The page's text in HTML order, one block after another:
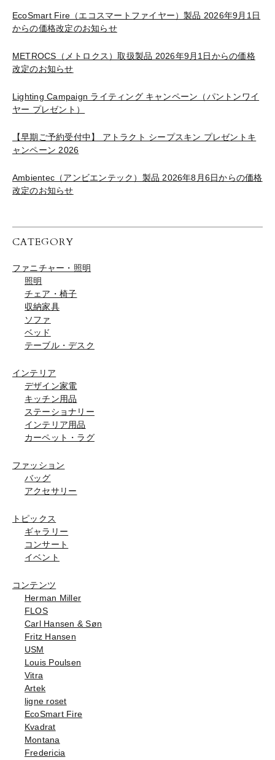
EcoSmart Fire（エコスマートファイヤー）製品 2026年9月1日
からの価格改定のお知らせ
METROCS（メトロクス）取扱製品 2026年9月1日からの価格
改定のお知らせ
Lighting Campaign ライティング キャンペーン（パントンワイ
ヤー プレゼント）
【早期ご予約受付中】 アトラクト シープスキン プレゼントキ
ャンペーン 2026
Ambientec（アンビエンテック）製品 2026年8月6日からの価格
改定のお知らせ
CATEGORY
ファニチャー・照明
照明
チェア・椅子
収納家具
ソファ
ベッド
テーブル・デスク
インテリア
デザイン家電
キッチン用品
ステーショナリー
インテリア用品
カーペット・ラグ
ファッション
バッグ
アクセサリー
トピックス
ギャラリー
コンサート
イベント
コンテンツ
Herman Miller
FLOS
Carl Hansen & Søn
Fritz Hansen
USM
Louis Poulsen
Vitra
Artek
ligne roset
EcoSmart Fire
Kvadrat
Montana
Fredericia